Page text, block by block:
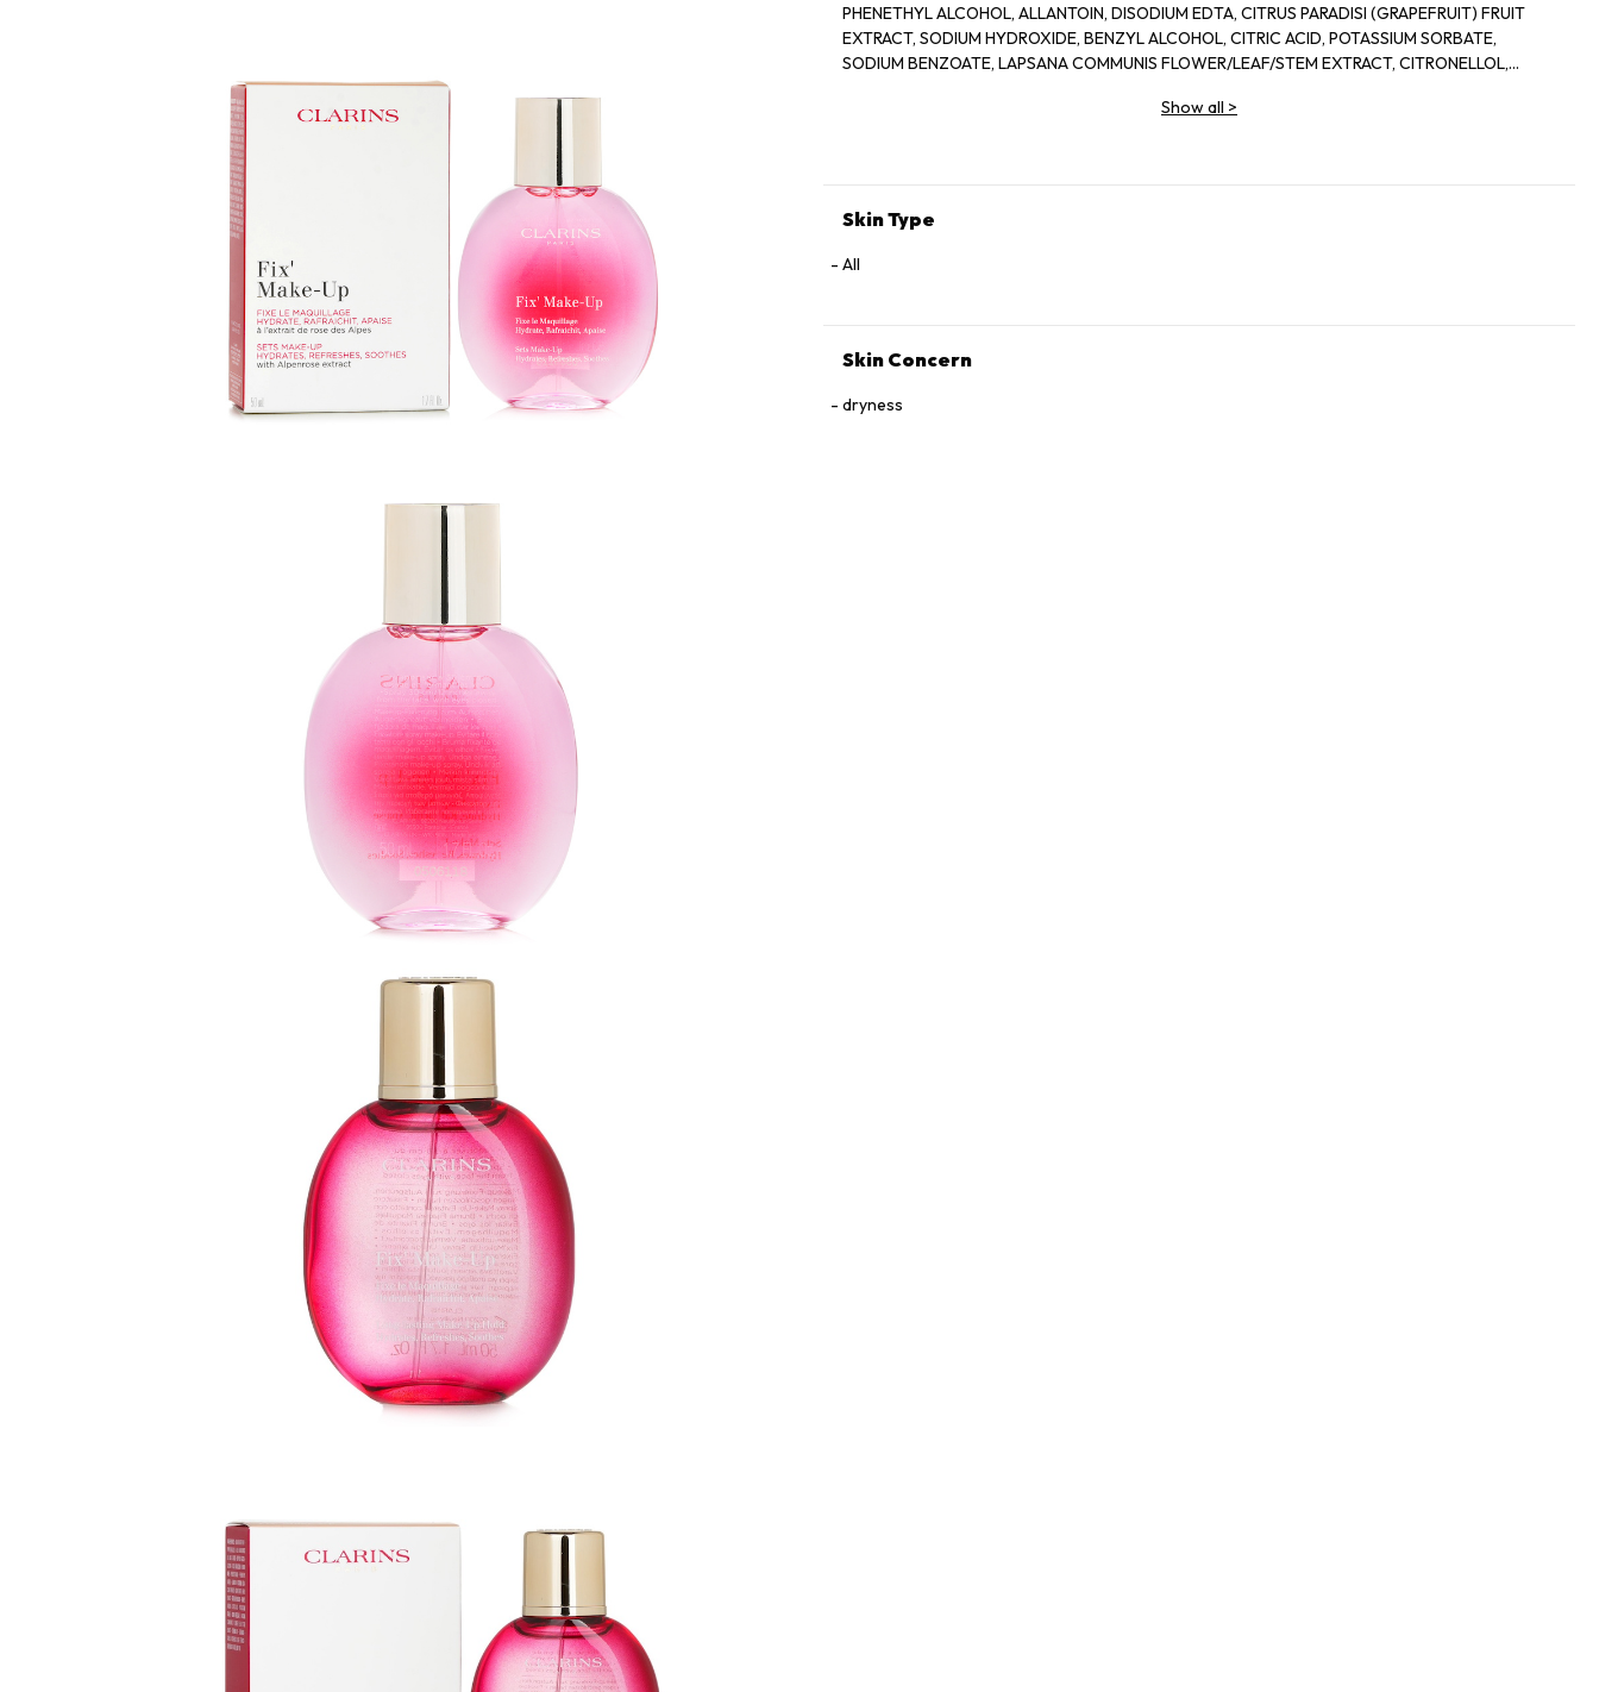
PHENETHYL ALCOHOL, ALLANTOIN, DISODIUM EDTA, CITRUS PARADISI (GRAPEFRUIT) FRUIT
EXTRACT, SODIUM HYDROXIDE, BENZYL ALCOHOL, CITRIC ACID, POTASSIUM SORBATE,
SODIUM BENZOATE, LAPSANA COMMUNIS FLOWER/LEAF/STEM EXTRACT, CITRONELLOL,
Show all >
Skin Type
All
Skin Concern
dryness